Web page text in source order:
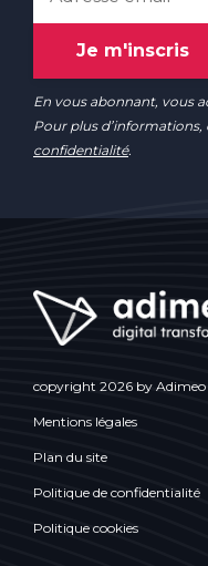
En vous abonnant, vous
Pour plus
confidentialité.
copyright 2026 by Adimeo
Mentions légales
Plan du site
Politique de confidentialité
Politique cookies